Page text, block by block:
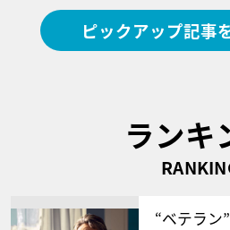
ピックアップ記事
ランキ
“ベテラン